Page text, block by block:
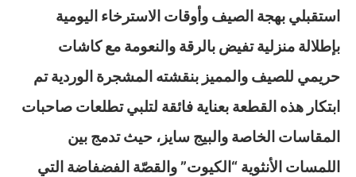
استقبلي بهجة الصيف وأوقات الاسترخاء اليومية
بإطلالة منزلية تفيض بالرقة والنعومة مع كاشات
حريمي للصيف والمميز بنقشته المشجرة الوردية تم
ابتكار هذه القطعة بعناية فائقة لتلبي تطلعات صاحبات
المقاسات الخاصة والبيج سايز، حيث تدمج بين
اللمسات الأنثوية “الكيوت” والقصّة الفضفاضة التي